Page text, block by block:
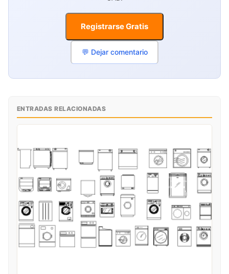
Registrarse Gratis
💬 Dejar comentario
ENTRADAS RELACIONADAS